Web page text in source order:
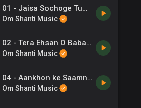
01 - Jaisa Sochoge Tum Vaisa Ban Jaoge -Harish Moyal .mp3
Om Shanti Music
02 - Tera Ehsan O Baba Kabhi Na Bhul -Sadhana Sargam, Om Vyas .mp3
Om Shanti Music
04 - Aankhon ke Saamne -Palak Muchhal .mp3
Om Shanti Music